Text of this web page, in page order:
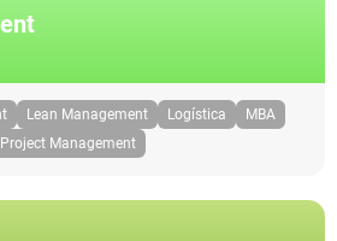
Lean Management Logística
MBA
Project Management